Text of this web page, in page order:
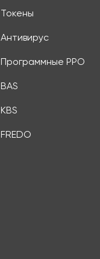
Токены
Антивирус
Программные РРО
BAS
KBS
FREDO